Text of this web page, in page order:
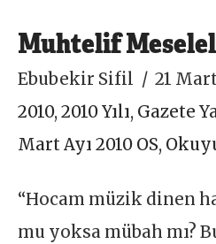
Muhtelif
Ebubekir Sifil
21
2010,2010 Yılı, Gazete
Mart Ayı 2010 OS,
“Hocam müzik dinen
mu yoksa mübah mı?